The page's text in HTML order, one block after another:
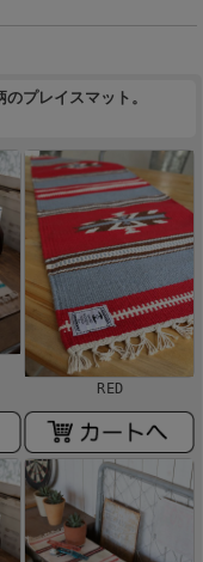
プレイスマット。
RED